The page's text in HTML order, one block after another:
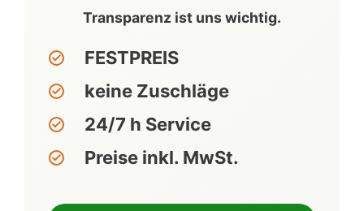
Transparenz ist uns wichtig.
FESTPREIS
keine Zuschläge
24/7 h Service
Preise inkl. MwSt.